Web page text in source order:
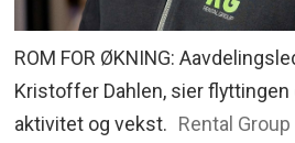
ROM FOR ØKNING:
Kristoffer Dahlen, sier
aktivitet og vekst. Rental Group